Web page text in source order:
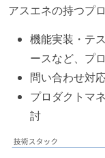
アスエネの持つプ
機能実装・テ
ースなど、プ
問い合わせ対
プロダクトマ
討